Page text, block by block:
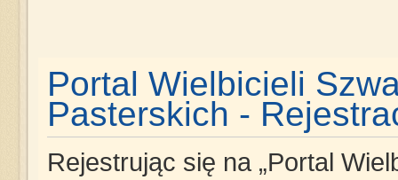
Portal Wielbicieli
Pasterskich -
Rejestrując się na „Portal